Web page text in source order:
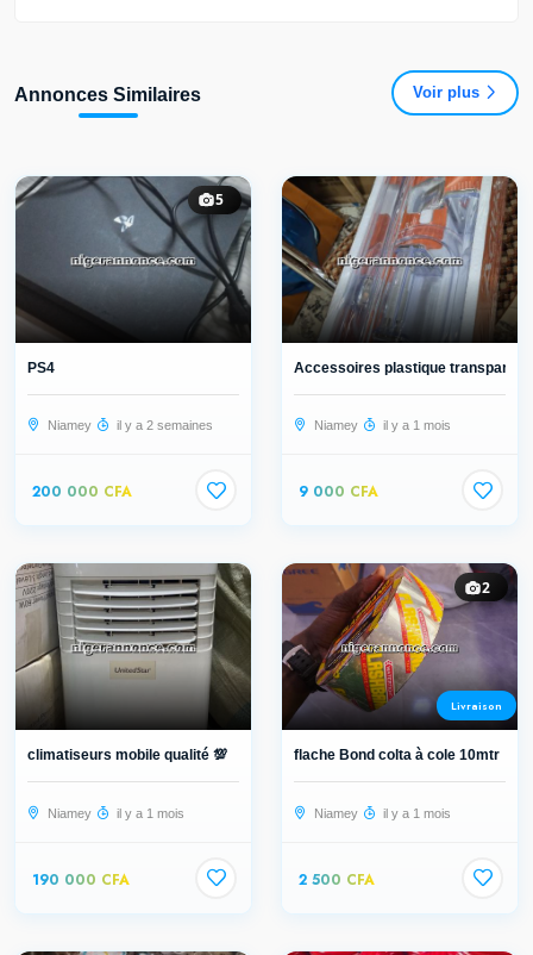
Annonces Similaires Voir plus
5
PS4
Niamey il y a 2 semaines
200 000 CFA
Accessoires plastique transparent
Niamey il y a 1 mois
9 000 CFA
climatiseurs mobile qualité 💯
Niamey il y a 1 mois
190 000 CFA
2
Livraison
flache Bond colta à cole 10mtr
Niamey il y a 1 mois
2 500 CFA